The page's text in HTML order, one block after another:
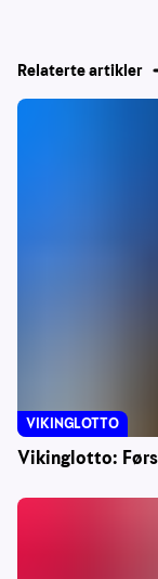
Relaterte artikler
Vikinglotto:
VIKINGLOTTO